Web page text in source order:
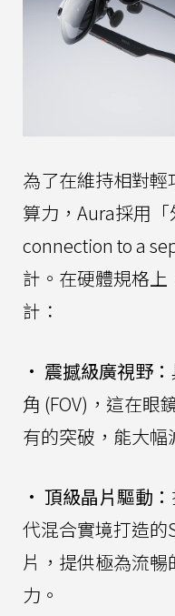
為了在維持相對
算力，Aura採用
connection to a
計。在硬體規格
計：
• 震撼級廣視野：
角 (FOV)，這在眼
有的突破，能大幅
• 頂級晶片驅動：
代混合實境打造的
片，提供極為流
力。